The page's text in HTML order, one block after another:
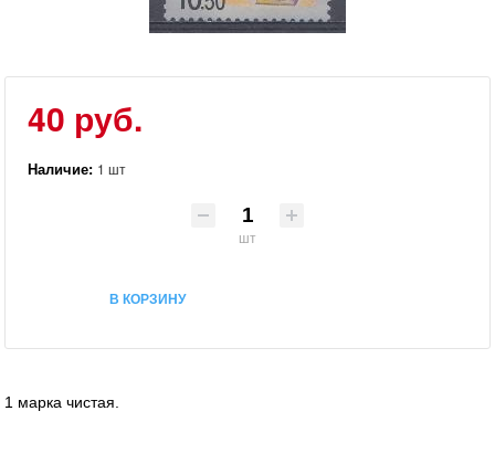
40 руб.
Наличие: 1 шт
шт
В КОРЗИНУ
1 марка чистая.